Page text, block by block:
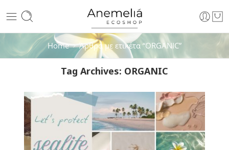
Home Άρθρα με ετικέτα “ORGANIC”
Tag Archives: ORGANIC